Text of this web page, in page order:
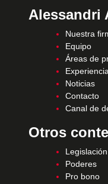
Alessandri
Nuestra
Equipo
Áreas de
Noticias
Contacto
Canal de
Otros
Legislación
Poderes
Pro bono